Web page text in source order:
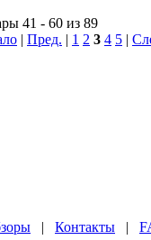
41 - 60 из 89
| Пред. | 1 2 3 4 5 |
| Контакты |